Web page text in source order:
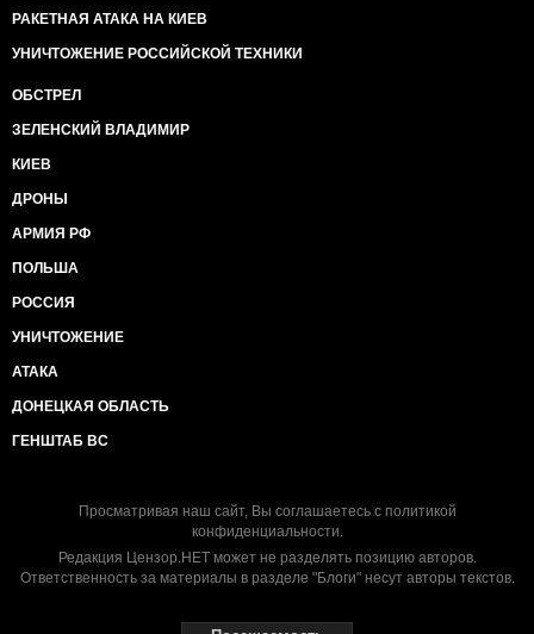
РАКЕТНАЯ АТАКА НА КИЕВ
УНИЧТОЖЕНИЕ РОССИЙСКОЙ ТЕХНИКИ
ОБСТРЕЛ
ЗЕЛЕНСКИЙ ВЛАДИМИР
КИЕВ
ДРОНЫ
АРМИЯ РФ
ПОЛЬША
РОССИЯ
УНИЧТОЖЕНИЕ
АТАКА
ДОНЕЦКАЯ ОБЛАСТЬ
ГЕНШТАБ ВС
Просматривая наш сайт, Вы соглашаетесь с политикой
конфиденциальности.
Редакция Цензор.НЕТ может не разделять позицию авторов.
Ответственность за материалы в разделе "Блоги" несут авторы текстов.